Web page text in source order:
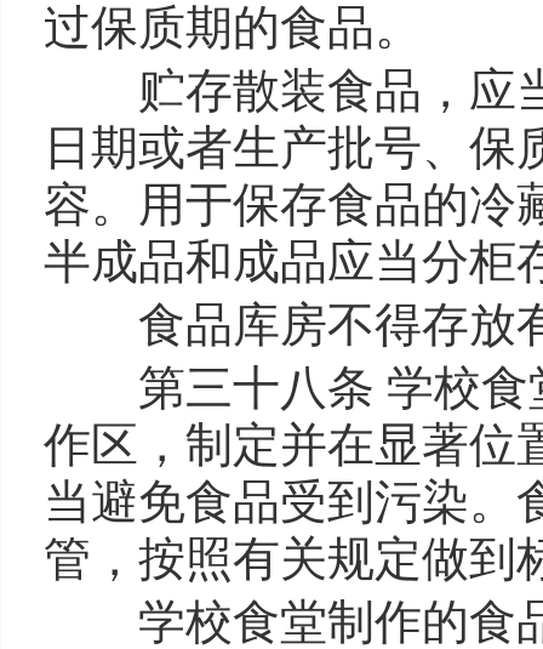
过保质期的食品。
贮存散装食品，应当
日期或者生产批号、
容。用于保存食品的冷
半成品和成品应当分柜
食品库房不得存放
第三十八条 学校食
作区，制定并在显著位
当避免食品受到污染。
管，按照有关规定做到
学校食堂制作的食品